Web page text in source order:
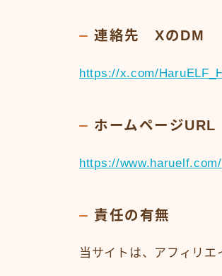
連絡先 XのDM
https://x.com/
ホームページURL
https://www.haruelf.com/
責任の有無
当サイトは、アフィリエ